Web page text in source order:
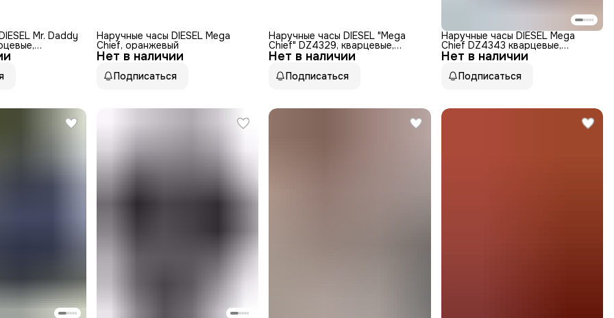
Mr. Daddy
подсветка
Нет в наличии
Наручные часы DIESEL Mega
Chief, оранжевый
Подписаться
Нет в наличии
Наручные часы DIESEL "Mega
Chief" DZ4329, кварцевые,
стальные
Подписаться
Нет в наличии
Наручные часы DIESEL Mega
Chief DZ4343 кварцевые,
хронограф, секундомер,
водонепроницаемые, подсветка
стрелок, черный
Подписаться